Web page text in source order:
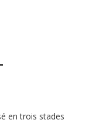
en trois stades